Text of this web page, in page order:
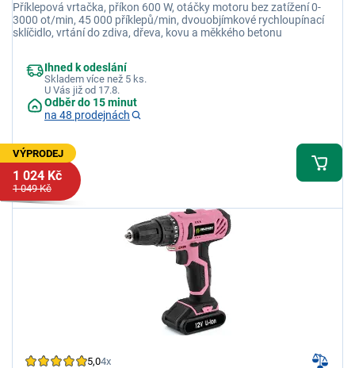
Příklepová vrtačka, příkon 600 W, otáčky motoru bez zatížení 0-
3000 ot/min, 45 000 příklepů/min, dvouobjímkové rychloupínací
sklíčidlo, vrtání do zdiva, dřeva, kovu a měkkého betonu
Ihned k odeslání
Skladem více než 5 ks.
U Vás již od 17.8.
Odběr do 15 minut
na 48 prodejnách
VÝPRODEJ
1 024 Kč
1 049 Kč
5,04x